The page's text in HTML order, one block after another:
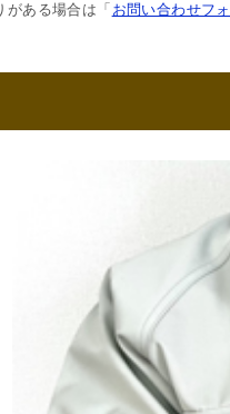
がある場合は「 お問い合わせフ